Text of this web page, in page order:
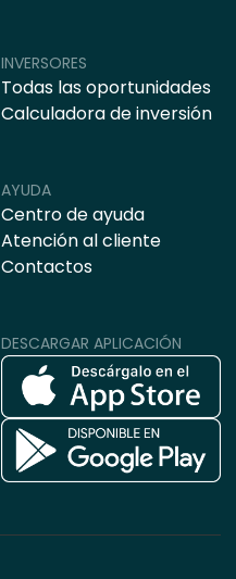
AYUDA
Centro de ayuda
Atención al cliente
Contactos
INVERSORES
Todas las oportunidades
Calculadora de inversión
DESCARGAR APLICACIÓN